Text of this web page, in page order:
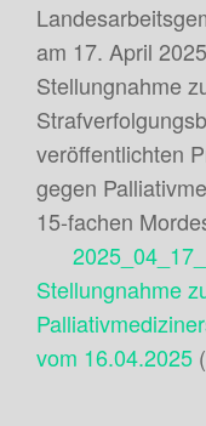
am 17. April
Stellungnahme
veröffentlichten
gegen
15-fachen
Stellungnahme
vom 16.04.2025